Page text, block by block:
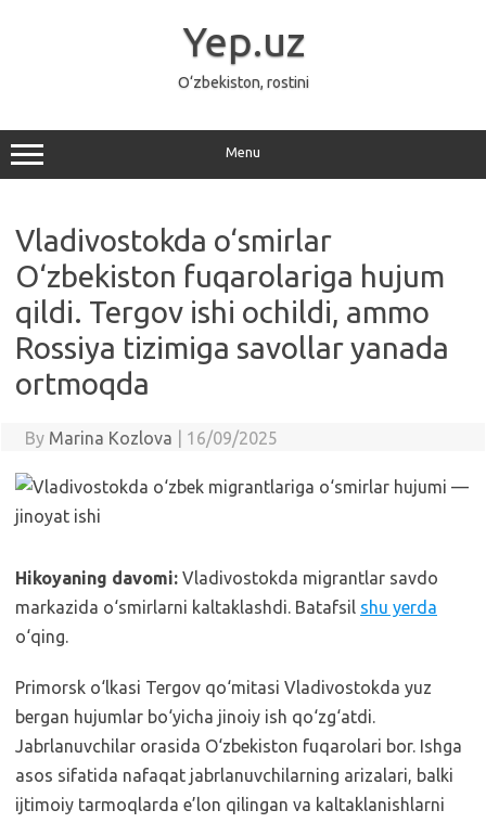
Yep.uz
O‘zbekiston, rostini
Menu
Vladivostokda o‘smirlar
O‘zbekiston fuqarolariga hujum
qildi. Tergov ishi ochildi, ammo
Rossiya tizimiga savollar yanada
ortmoqda
By Marina Kozlova 16/09/2025
Hikoyaning davomi: Vladivostokda migrantlar savdo
markazida o‘smirlarni kaltaklashdi. Batafsil shu yerda
o‘qing.
Primorsk o‘lkasi Tergov qo‘mitasi Vladivostokda yuz
bergan hujumlar bo‘yicha jinoiy ish qo‘zg‘atdi.
Jabrlanuvchilar orasida O‘zbekiston fuqarolari bor. Ishga
asos sifatida nafaqat jabrlanuvchilarning arizalari, balki
ijtimoiy tarmoqlarda e’lon qilingan va kaltaklanishlarni